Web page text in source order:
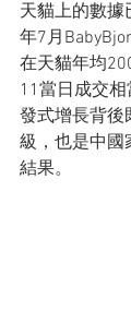
天貓上的數據
年7月
在天貓年均
11當日成交
發式增長背後
級，也是中國
結果。